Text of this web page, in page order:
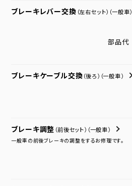
ブレーキレバー交換 （左右セット） （一般車）
部品代
ブレーキケーブル交換 （後ろ） （一般車）
ブレーキ調整 （前後セット） （一般車）
一般車の前後ブレーキの調整をするお修理です。